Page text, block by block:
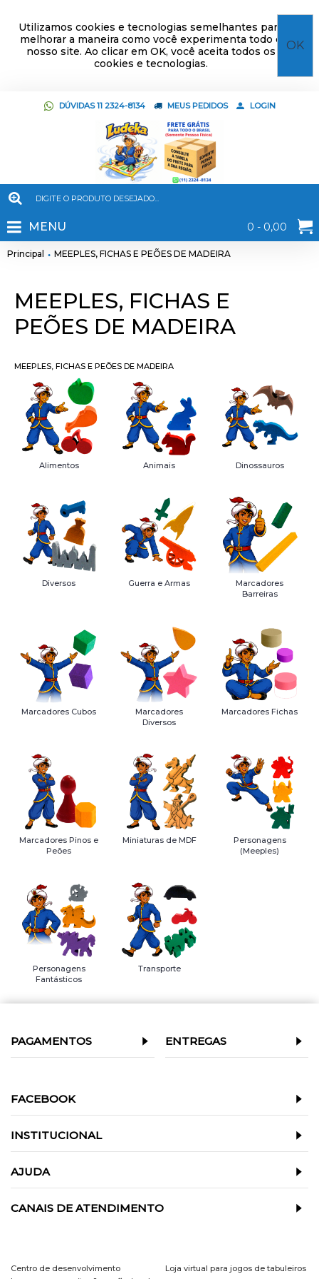
Utilizamos cookies e tecnologias semelhantes para
melhorar a maneira como você experimenta todo o
nosso site. Ao clicar em OK, você aceita todos os
cookies e tecnologias.
OK
DÚVIDAS 11 2324-8134 MEUS PEDIDOS LOGIN
0 - 0,00
MENU
Principal MEEPLES, FICHAS E PEÕES DE MADEIRA
MEEPLES, FICHAS E
PEÕES DE MADEIRA
MEEPLES, FICHAS E PEÕES DE MADEIRA
Alimentos Animais Dinossauros
Diversos Guerra e Armas
Marcadores
Barreiras
Marcadores Cubos
Marcadores
Diversos
Marcadores Fichas
Marcadores Pinos e
Peões
Miniaturas de MDF
Personagens
(Meeples)
Personagens
Fantásticos
Transporte
PAGAMENTOS ENTREGAS
FACEBOOK
INSTITUCIONAL
AJUDA
CANAIS DE ATENDIMENTO
Centro de desenvolvimento
Loja virtual para jogos de tabuleiros